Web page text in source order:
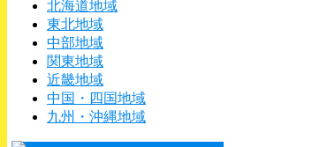
北海道地域
東北地域
中部地域
関東地域
近畿地域
中国・四国地域
九州・沖縄地域